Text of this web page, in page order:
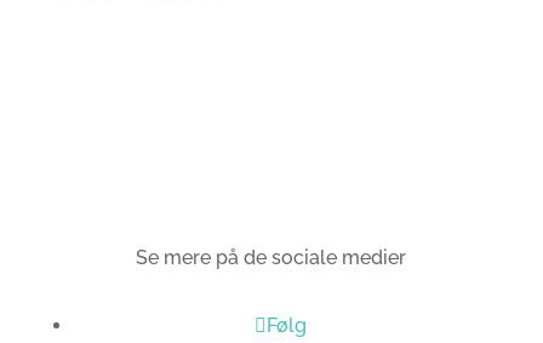
Se mere på de sociale medier
Følg